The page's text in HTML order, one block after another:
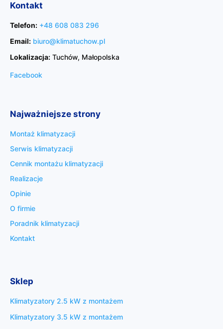
Kontakt
Telefon: +48 608 083 296
Email: biuro@klimatuchow.pl
Lokalizacja: Tuchów, Małopolska
Facebook
Najważniejsze strony
Montaż klimatyzacji
Serwis klimatyzacji
Cennik montażu klimatyzacji
Realizacje
Opinie
O firmie
Poradnik klimatyzacji
Kontakt
Sklep
Klimatyzatory 2.5 kW z montażem
Klimatyzatory 3.5 kW z montażem